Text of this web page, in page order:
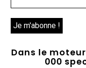
Dans le
000